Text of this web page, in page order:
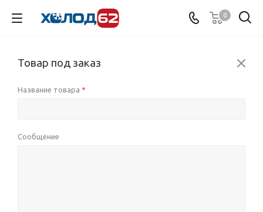
0
Товар под заказ
Название товара *
Сообщение